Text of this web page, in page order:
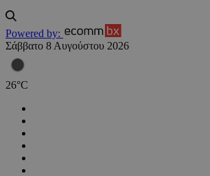
Powered by:
Σάββατο 8 Αυγούστου 2026
26°C